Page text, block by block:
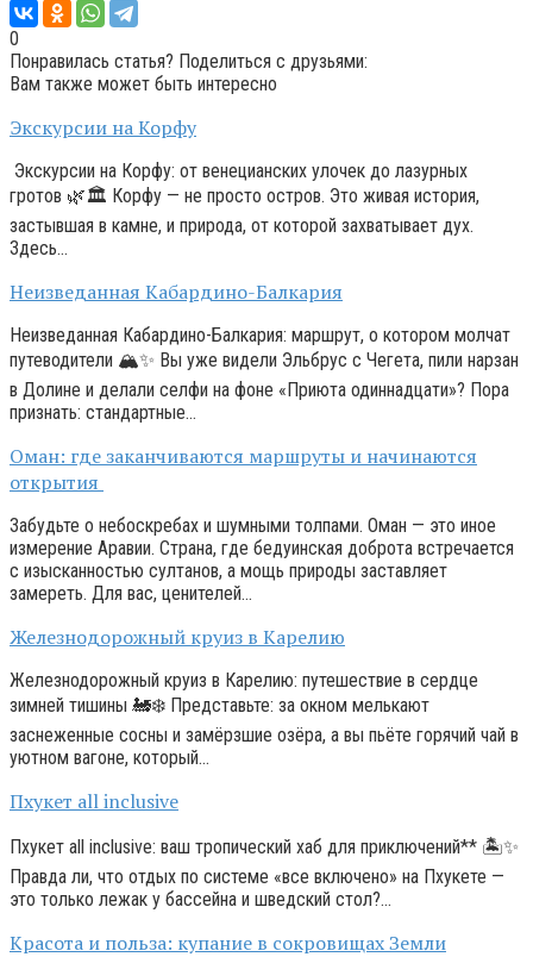
0
Понравилась статья? Поделиться с друзьями:
Вам также может быть интересно
Экскурсии на Корфу
Экскурсии на Корфу: от венецианских улочек до лазурных
гротов 🌿🏛️ Корфу — не просто остров. Это живая история,
застывшая в камне, и природа, от которой захватывает дух.
Здесь…
Неизведанная Кабардино-Балкария
Неизведанная Кабардино-Балкария: маршрут, о котором молчат
путеводители 🏔️✨ Вы уже видели Эльбрус с Чегета, пили нарзан
в Долине и делали селфи на фоне «Приюта одиннадцати»? Пора
признать: стандартные…
Оман: где заканчиваются маршруты и начинаются
открытия
Забудьте о небоскребах и шумными толпами. Оман — это иное
измерение Аравии. Страна, где бедуинская доброта встречается
с изысканностью султанов, а мощь природы заставляет
замереть. Для вас, ценителей…
Железнодорожный круиз в Карелию
Железнодорожный круиз в Карелию: путешествие в сердце
зимней тишины 🚂❄️ Представьте: за окном мелькают
заснеженные сосны и замёрзшие озёра, а вы пьёте горячий чай в
уютном вагоне, который…
Пхукет all inclusive
Пхукет all inclusive: ваш тропический хаб для приключений** 🏝️✨
Правда ли, что отдых по системе «все включено» на Пхукете —
это только лежак у бассейна и шведский стол?…
Красота и польза: купание в сокровищах Земли